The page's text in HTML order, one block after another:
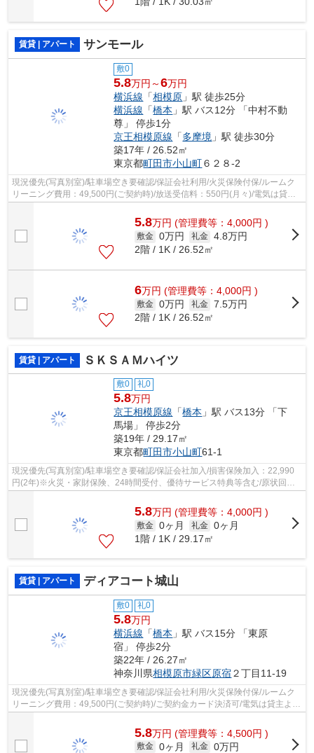
賃貸 | アパート サンモール
敷0
5.8万円～6万円
横浜線 「相模原 」駅 徒歩25分
横浜線 「橋本 」駅 バス12分 「中村不動
尊」 停歩1分
京王相模原線 「多摩境 」駅 徒歩30分
築17年 / 26.52㎡
東京都町田市小山町６２８-2
現況優先(写真別室)/駐車場空き要確認/保証会社利用/火災保険付保/ルームク
リーニング費用：49,500円(ご契約時)/放送受信料：550円(月々)/電気は貸主
より配給
5.8万円 (管理費等：4,000円 )
敷金 0万円 礼金 4.8万円
2階 / 1K / 26.52㎡
6万円 (管理費等：4,000円 )
敷金 0万円 礼金 7.5万円
2階 / 1K / 26.52㎡
賃貸 | アパート ＳＫＳＡＭハイツ
敷0 礼0
5.8万円
京王相模原線 「橋本 」駅 バス13分 「下
馬場」 停歩2分
築19年 / 29.17㎡
東京都町田市小山町61-1
現況優先(写真別室)/駐車場空き要確認/保証会社加入/損害保険加入：22,990
円(2年)※火災・家財保険、24時間受付、優待サービス特典等含む/原状回復
5.8万円 (管理費等：4,000円 )
敷金 0ヶ月 礼金 0ヶ月
1階 / 1K / 29.17㎡
賃貸 | アパート ディアコート城山
敷0 礼0
5.8万円
横浜線 「橋本 」駅 バス15分 「東原
宿」 停歩2分
築22年 / 26.27㎡
神奈川県相模原市緑区原宿２丁目11-19
現況優先(写真別室)/駐車場空き要確認/保証会社利用/火災保険付保/ルームク
リーニング費用：49,500円(ご契約時)/ご契約金カード決済可/電気は貸主より
5.8万円 (管理費等：4,500円 )
敷金 0ヶ月 礼金 0万円